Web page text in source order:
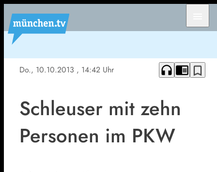
Do., 10.10.2013 , 14:42 Uhr headphones chrome_reader_mode bookmark_border
Schleuser mit zehn
Personen im PKW